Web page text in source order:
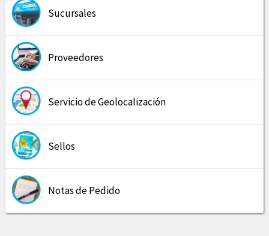
Sucursales
Proveedores
Servicio de Geolocalización
Sellos
Notas de Pedido